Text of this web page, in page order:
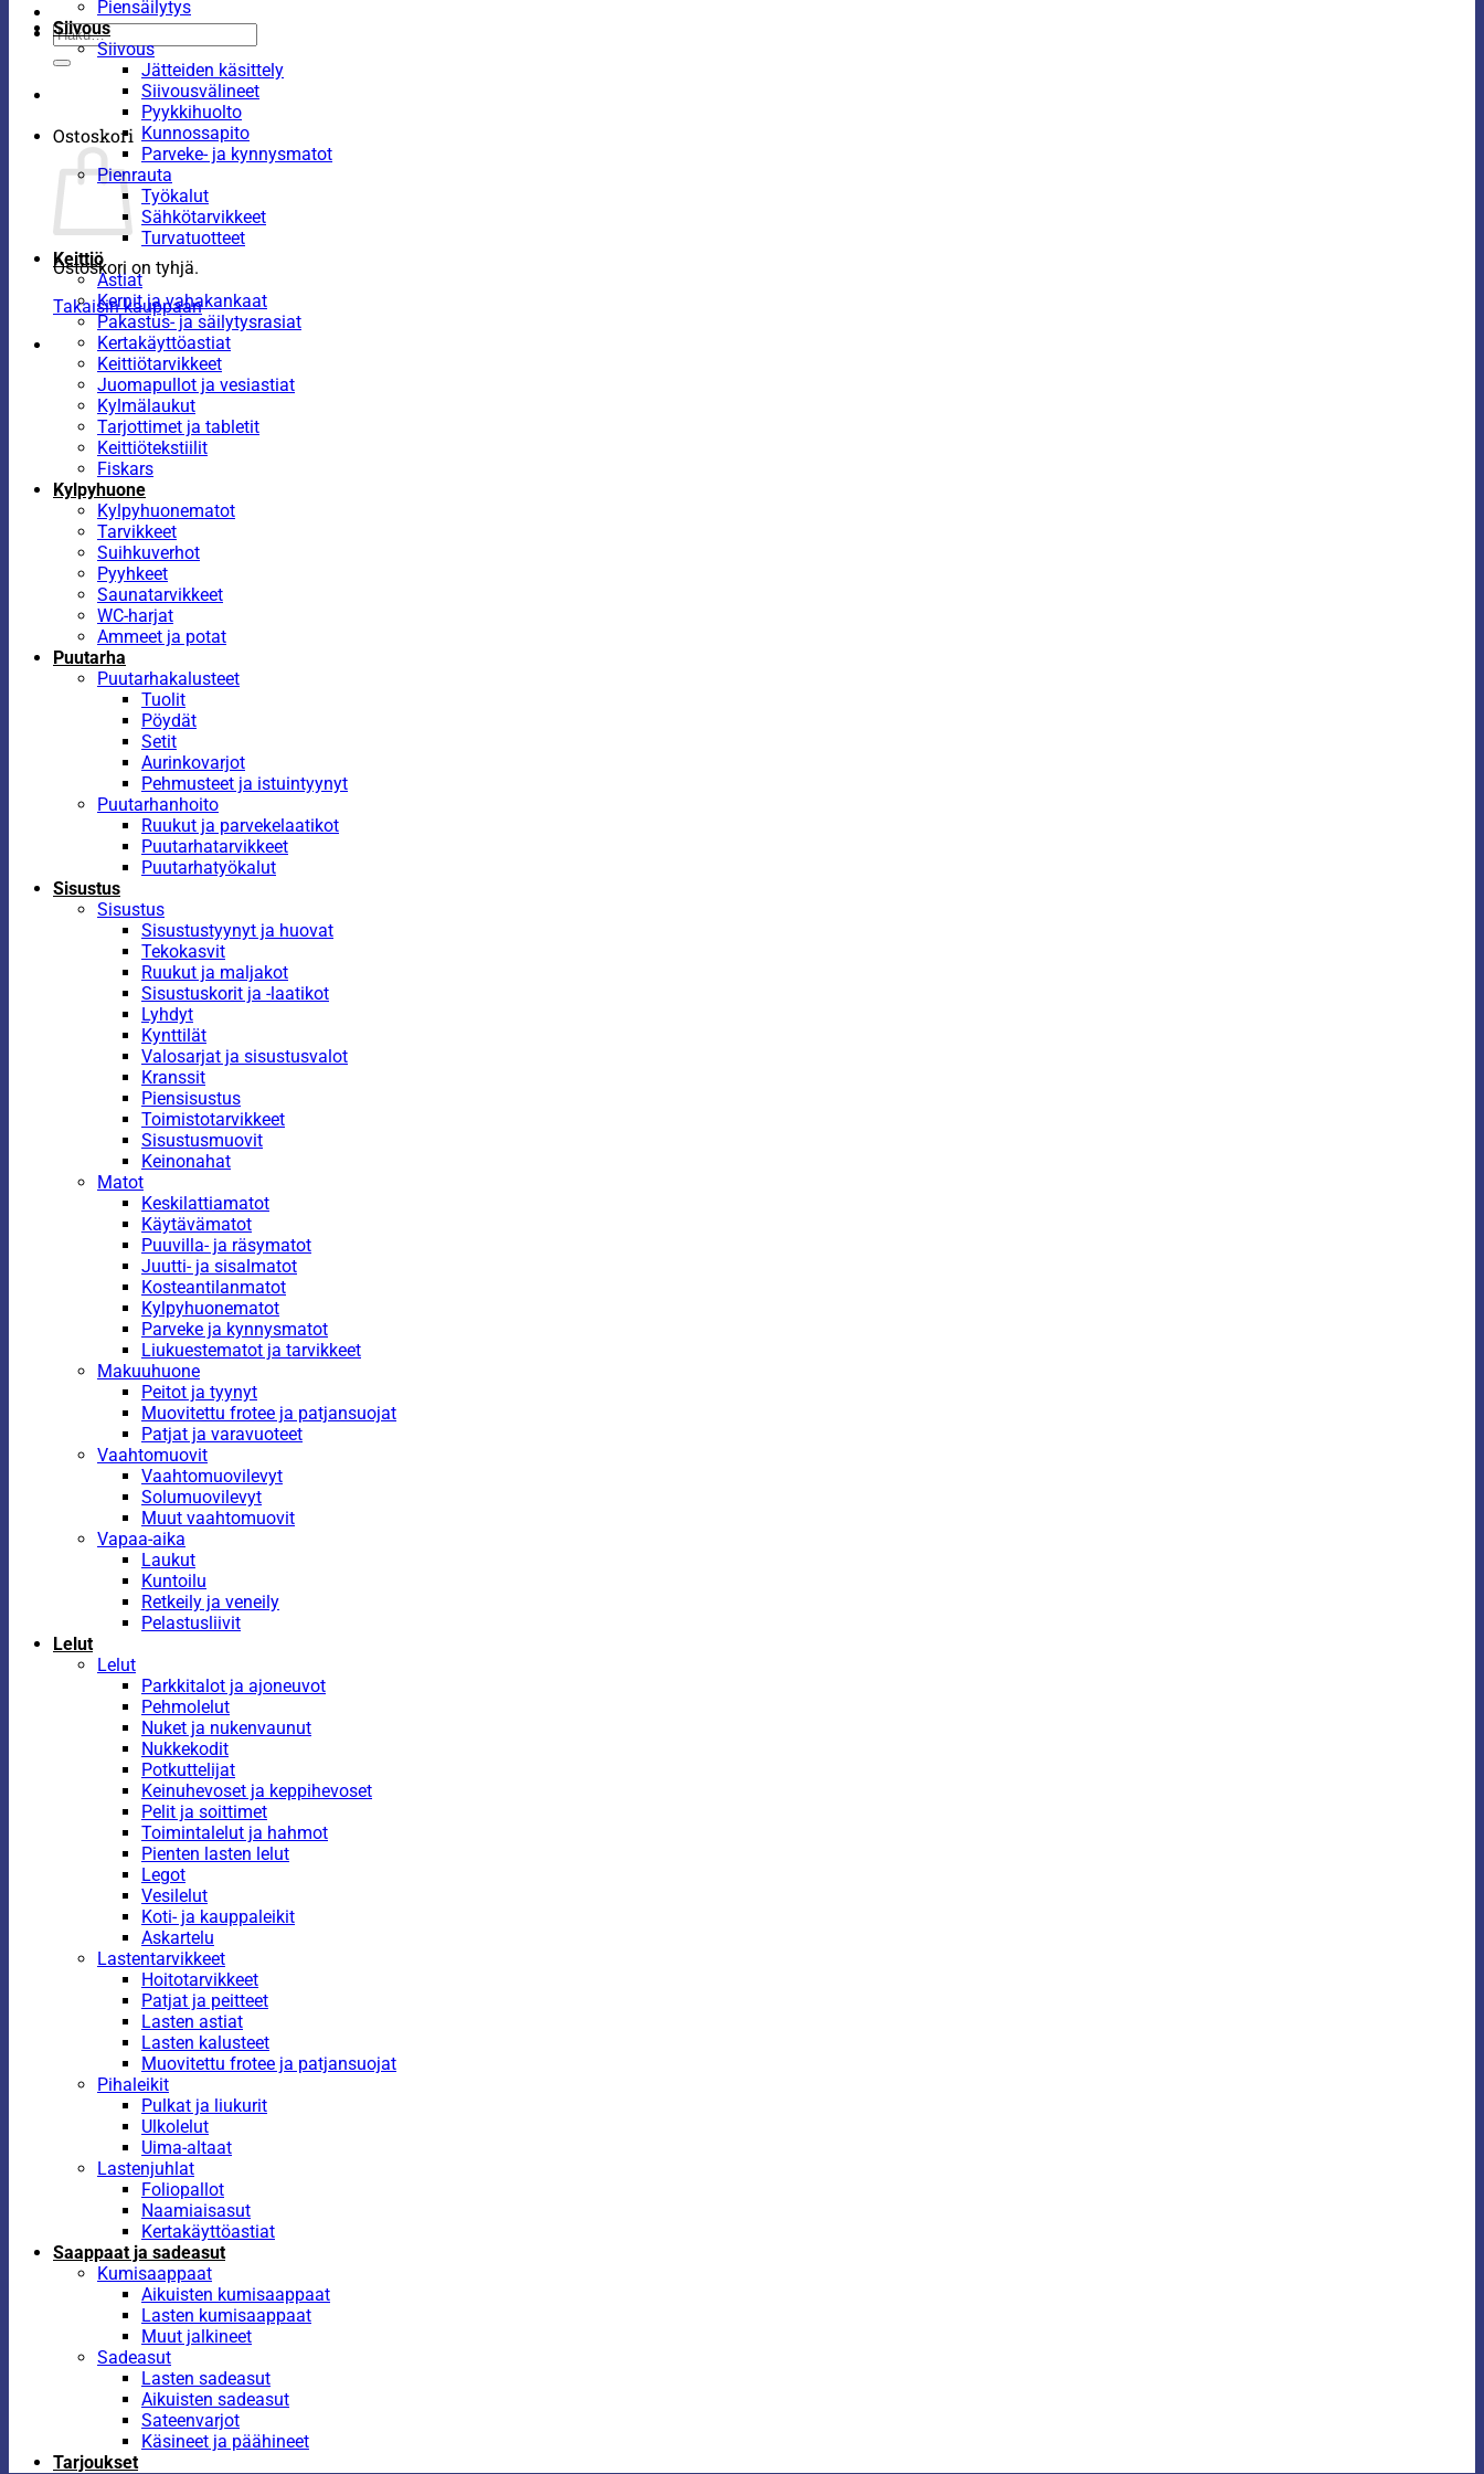
Etsi:
Ostoskori
Ostoskori on tyhjä.
Takaisin kauppaan
Piensäilytys
Siivous
Siivous
Jätteiden käsittely
Siivousvälineet
Pyykkihuolto
Kunnossapito
Parveke- ja kynnysmatot
Pienrauta
Työkalut
Sähkötarvikkeet
Turvatuotteet
Keittiö
Astiat
Kernit ja vahakankaat
Pakastus- ja säilytysrasiat
Kertakäyttöastiat
Keittiötarvikkeet
Juomapullot ja vesiastiat
Kylmälaukut
Tarjottimet ja tabletit
Keittiötekstiilit
Fiskars
Kylpyhuone
Kylpyhuonematot
Tarvikkeet
Suihkuverhot
Pyyhkeet
Saunatarvikkeet
WC-harjat
Ammeet ja potat
Puutarha
Puutarhakalusteet
Tuolit
Pöydät
Setit
Aurinkovarjot
Pehmusteet ja istuintyynyt
Puutarhanhoito
Ruukut ja parvekelaatikot
Puutarhatarvikkeet
Puutarhatyökalut
Sisustus
Sisustus
Sisustustyynyt ja huovat
Tekokasvit
Ruukut ja maljakot
Sisustuskorit ja -laatikot
Lyhdyt
Kynttilät
Valosarjat ja sisustusvalot
Kranssit
Piensisustus
Toimistotarvikkeet
Sisustusmuovit
Keinonahat
Matot
Keskilattiamatot
Käytävämatot
Puuvilla- ja räsymatot
Juutti- ja sisalmatot
Kosteantilanmatot
Kylpyhuonematot
Parveke ja kynnysmatot
Liukuestematot ja tarvikkeet
Makuuhuone
Peitot ja tyynyt
Muovitettu frotee ja patjansuojat
Patjat ja varavuoteet
Vaahtomuovit
Vaahtomuovilevyt
Solumuovilevyt
Muut vaahtomuovit
Vapaa-aika
Laukut
Kuntoilu
Retkeily ja veneily
Pelastusliivit
Lelut
Lelut
Parkkitalot ja ajoneuvot
Pehmolelut
Nuket ja nukenvaunut
Nukkekodit
Potkuttelijat
Keinuhevoset ja keppihevoset
Pelit ja soittimet
Toimintalelut ja hahmot
Pienten lasten lelut
Legot
Vesilelut
Koti- ja kauppaleikit
Askartelu
Lastentarvikkeet
Hoitotarvikkeet
Patjat ja peitteet
Lasten astiat
Lasten kalusteet
Muovitettu frotee ja patjansuojat
Pihaleikit
Pulkat ja liukurit
Ulkolelut
Uima-altaat
Lastenjuhlat
Foliopallot
Naamiaisasut
Kertakäyttöastiat
Saappaat ja sadeasut
Kumisaappaat
Aikuisten kumisaappaat
Lasten kumisaappaat
Muut jalkineet
Sadeasut
Lasten sadeasut
Aikuisten sadeasut
Sateenvarjot
Käsineet ja päähineet
Tarjoukset